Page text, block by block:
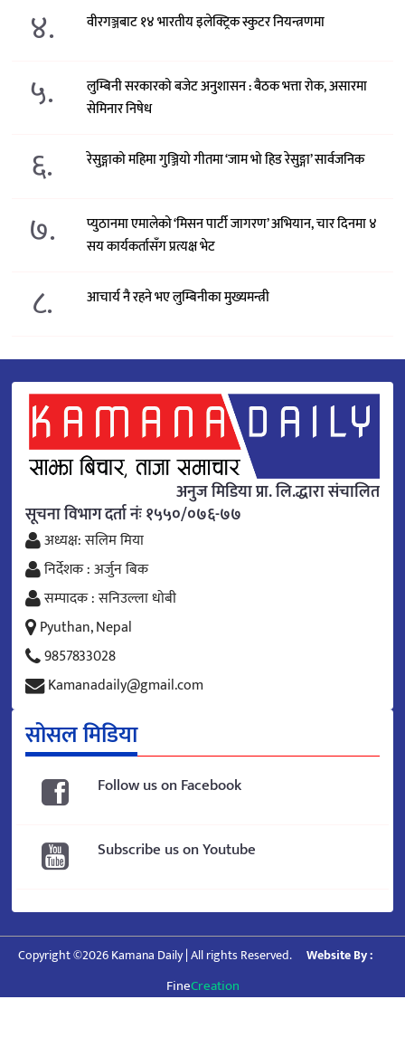
४. वीरगञ्जबाट १४ भारतीय इलेक्ट्रिक स्कुटर नियन्त्रणमा
५.
लुम्बिनी सरकारको बजेट अनुशासन : बैठक भत्ता रोक, असारमा
सेमिनार निषेध
६. रेसुङ्गाको महिमा गुञ्जियो गीतमा ‘जाम भो हिड रेसुङ्गा’ सार्वजनिक
७.
प्युठानमा एमालेको ‘मिसन पार्टी जागरण’ अभियान, चार दिनमा ४
सय कार्यकर्तासँग प्रत्यक्ष भेट
८. आचार्य नै रहने भए लुम्बिनीका मुख्यमन्त्री
अनुज मिडिया प्रा. लि.द्धारा संचालित
सूचना विभाग दर्ता नंः १५५०/०७६-७७
अध्यक्ष: सलिम मिया
निर्देशक : अर्जुन बिक
सम्पादक : सनिउल्ला धोबी
Pyuthan, Nepal
9857833028
Kamanadaily@gmail.com
सोसल मिडिया
Follow us on Facebook
Subscribe us on Youtube
Copyright ©2026 Kamana Daily | All rights Reserved. Website By :
FineCreation